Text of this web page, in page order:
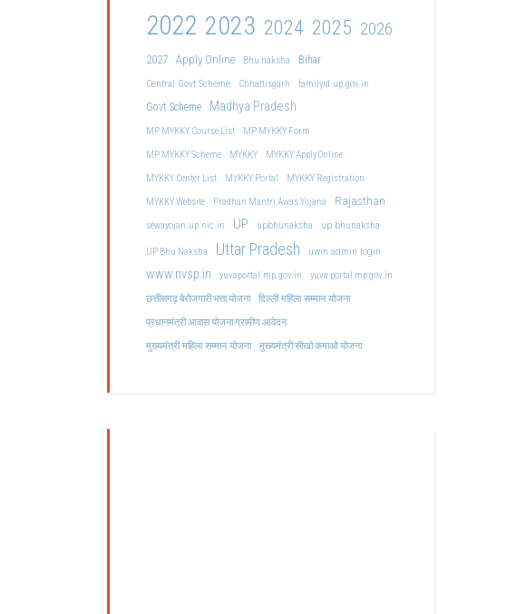
2022 2023 2024 2025 2026
2027 Apply Online Bhu naksha
Bihar
Central Govt Scheme
Chhattisgarh familyid.up.gov.in
Govt Scheme Madhya Pradesh
MP MYKKY Course List
MP MYKKY Form
MP MYKKY Scheme
MYKKY
MYKKY Apply Online
MYKKY Center List
MYKKY Portal
MYKKY Registration
MYKKY Website
Pradhan Mantri Awas Yojana Rajasthan
sewayojan.up.nic.in UP upbhunaksha up bhunaksha
UP Bhu Naksha Uttar Pradesh uwin admin login
www.nvsp.in yuvaportal.mp.gov.in
yuva portal mp gov.in
छत्तीसगढ़ बेरोजगारी भत्ता योजना
दिल्ली महिला सम्मान योजना
प्रधानमंत्री आवास योजना ग्रामीण आवेदन
मुख्यमंत्री महिला सम्मान योजना मुख्यमंत्री सीखो कमाओ योजना